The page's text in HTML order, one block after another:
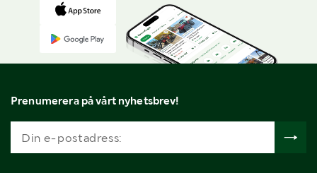
Prenumerera på vårt nyhetsbrev!